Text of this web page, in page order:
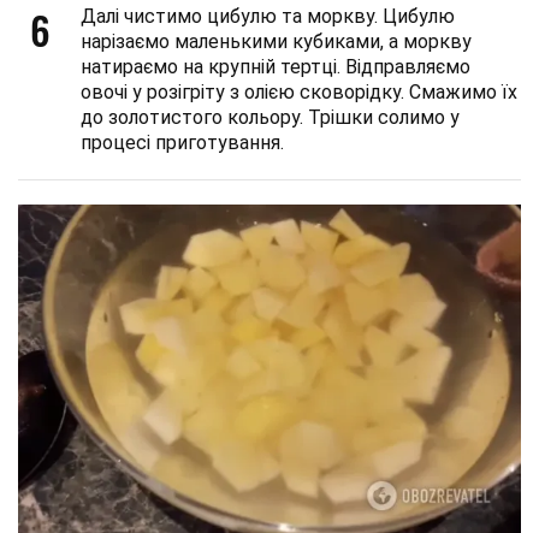
6
Далі чистимо цибулю та моркву. Цибулю
нарізаємо маленькими кубиками, а моркву
натираємо на крупній тертці. Відправляємо
овочі у розігріту з олією сковорідку. Смажимо їх
до золотистого кольору. Трішки солимо у
процесі приготування.